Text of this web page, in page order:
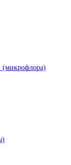
(микрофлора)